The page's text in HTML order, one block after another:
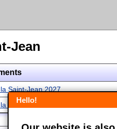
Jean
Saint-Jean 2027
Saint-Jean 2028
Hello!